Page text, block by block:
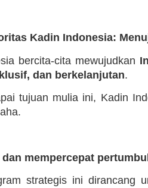
Kadin Indonesia:
bercita-cita mewujudkan
dan berkelanjutan.
tujuan mulia ini, Kadin
dan mempercepat
strategis ini dirancang